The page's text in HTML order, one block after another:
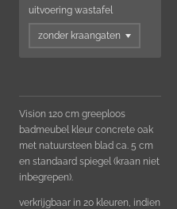
uitvoering wastafel
Vision 120 cm greeploos
badmeubel kleur concrete oak
met natuursteen blad ca. 5 cm
en standaard spiegel (kraan niet
inbegrepen).
verkrijgbaar in 20 kleuren, indien